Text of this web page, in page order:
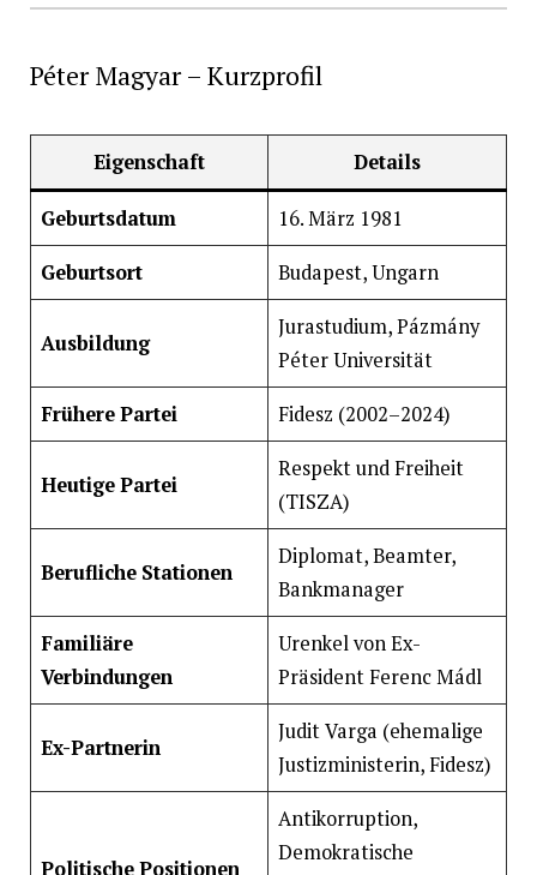
Péter Magyar – Kurzprofil
Eigenschaft Details
Geburtsdatum 16. März 1981
Geburtsort Budapest, Ungarn
Ausbildung
Jurastudium, Pázmány
Péter Universität
Frühere Partei Fidesz (2002–2024)
Heutige Partei
Respekt und Freiheit
(TISZA)
Berufliche Stationen
Diplomat, Beamter,
Bankmanager
Familiäre
Verbindungen
Urenkel von Ex-
Präsident Ferenc Mádl
Ex-Partnerin
Judit Varga (ehemalige
Justizministerin, Fidesz)
Politische Positionen
Antikorruption,
Demokratische